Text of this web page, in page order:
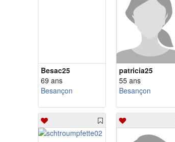
Besac25
69 ans
Besançon
patricia25
55 ans
Besançon